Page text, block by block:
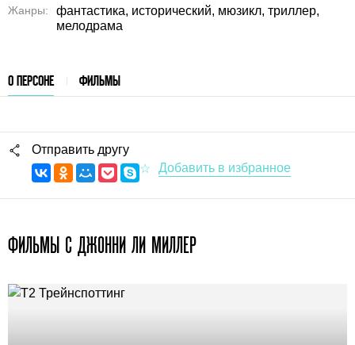
Жанры
фантастика, исторический, мюзикл, триллер,
мелодрама
О ПЕРСОНЕ ФИЛЬМЫ
Отправить другу
ФИЛЬМЫ С ДЖОННИ ЛИ МИЛЛЕР